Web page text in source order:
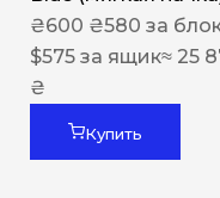
₴600 ₴580 за
$575 за ящик≈ 25
₴
Купить